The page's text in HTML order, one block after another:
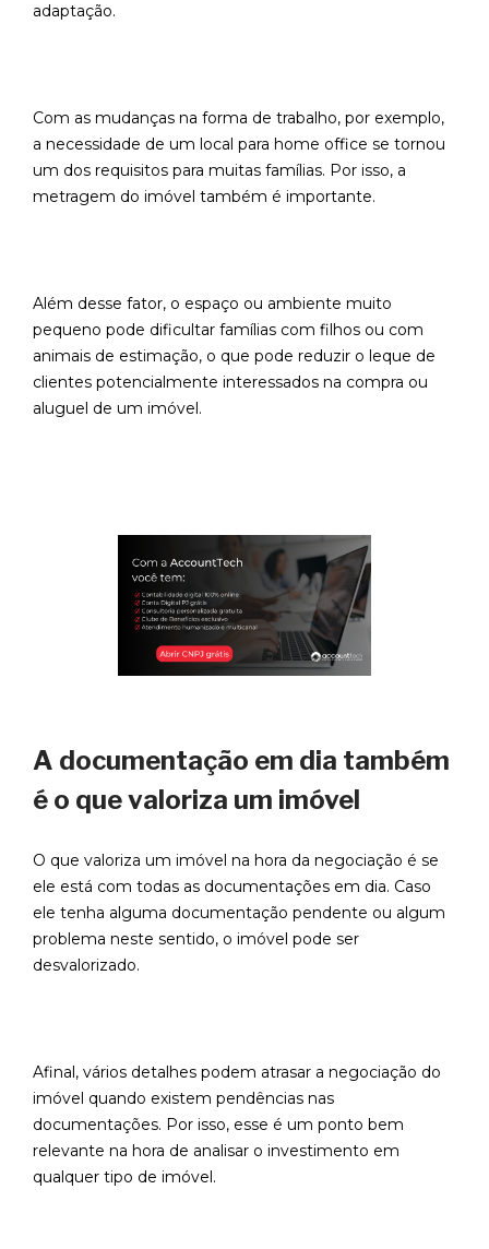
adaptação.
Com as mudanças na forma de trabalho, por exemplo,
a necessidade de um local para home office se tornou
um dos requisitos para muitas famílias. Por isso, a
metragem do imóvel também é importante.
Além desse fator, o espaço ou ambiente muito
pequeno pode dificultar famílias com filhos ou com
animais de estimação, o que pode reduzir o leque de
clientes potencialmente interessados na compra ou
aluguel de um imóvel.
A documentação em dia também
é o que valoriza um imóvel
O que valoriza um imóvel na hora da negociação é se
ele está com todas as documentações em dia. Caso
ele tenha alguma documentação pendente ou algum
problema neste sentido, o imóvel pode ser
desvalorizado.
Afinal, vários detalhes podem atrasar a negociação do
imóvel quando existem pendências nas
documentações. Por isso, esse é um ponto bem
relevante na hora de analisar o investimento em
qualquer tipo de imóvel.